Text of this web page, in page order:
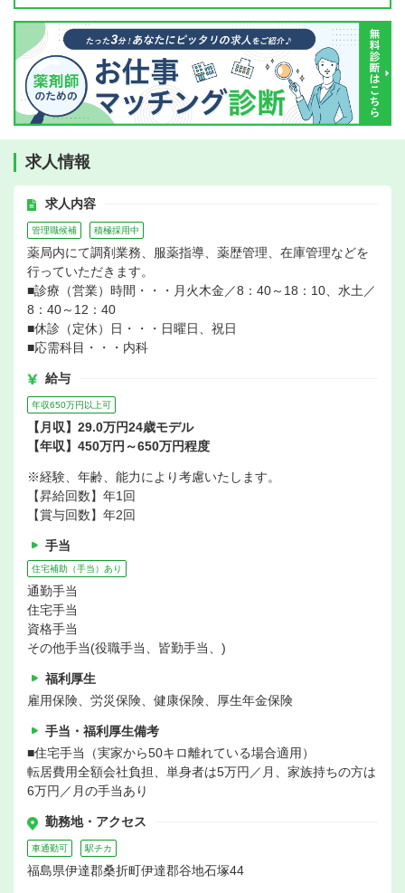
求人情報
求人内容
管理職候補 積極採用中
薬局内にて調剤業務、服薬指導、薬歴管理、在庫管理などを
行っていただきます。
■診療（営業）時間・・・月火木金／8：40～18：10、水土／
8：40～12：40
■休診（定休）日・・・日曜日、祝日
■応需科目・・・内科
給与
年収650万円以上可
【月収】29.0万円24歳モデル
【年収】450万円～650万円程度
※経験、年齢、能力により考慮いたします。
【昇給回数】年1回
【賞与回数】年2回
手当
住宅補助（手当）あり
通勤手当
住宅手当
資格手当
その他手当(役職手当、皆勤手当、)
福利厚生
雇用保険、労災保険、健康保険、厚生年金保険
手当・福利厚生備考
■住宅手当（実家から50キロ離れている場合適用）
転居費用全額会社負担、単身者は5万円／月、家族持ちの方は
6万円／月の手当あり
勤務地・アクセス
車通勤可 駅チカ
福島県伊達郡桑折町伊達郡谷地石塚44